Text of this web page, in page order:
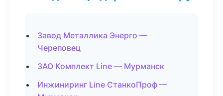
Завод Металлика Энерго —
Череповец
ЗАО Комплект Line — Мурманск
Инжиниринг Line СтанкоПроф —